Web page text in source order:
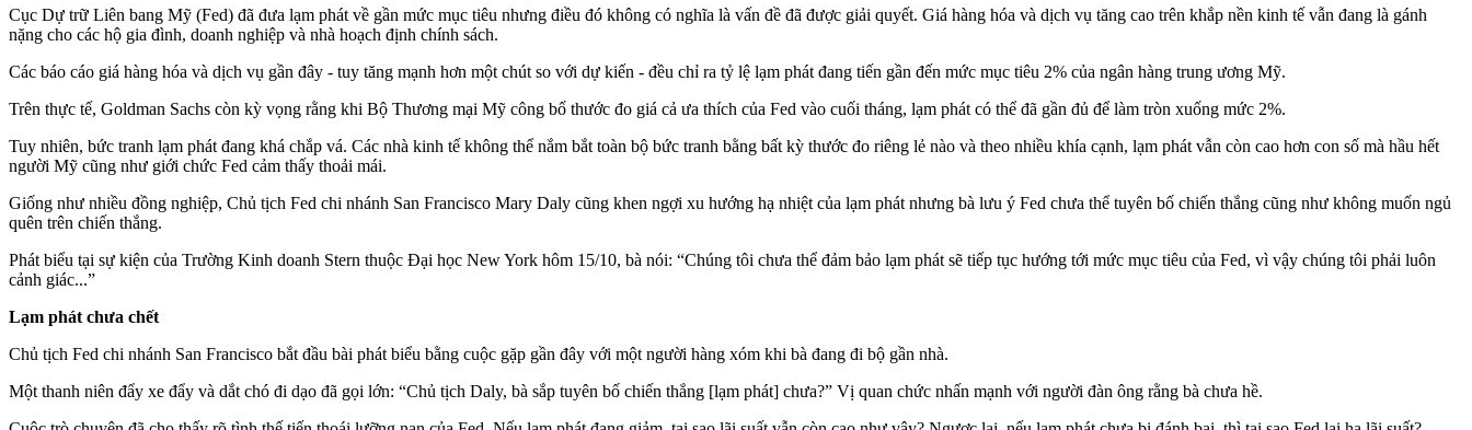
Cục Dự trữ Liên bang Mỹ (Fed) đã đưa lạm phát về gần mức mục tiêu nhưng điều đó không có nghĩa là vấn đề đã được giải quyết. Giá hàng hóa và dịch vụ tăng cao trên khắp nền kinh tế vẫn đang là gánh
nặng cho các hộ gia đình, doanh nghiệp và nhà hoạch định chính sách.
Các báo cáo giá hàng hóa và dịch vụ gần đây - tuy tăng mạnh hơn một chút so với dự kiến - đều chỉ ra tỷ lệ lạm phát đang tiến gần đến mức mục tiêu 2% của ngân hàng trung ương Mỹ.
Trên thực tế, Goldman Sachs còn kỳ vọng rằng khi Bộ Thương mại Mỹ công bố thước đo giá cả ưa thích của Fed vào cuối tháng, lạm phát có thể đã gần đủ để làm tròn xuống mức 2%.
Tuy nhiên, bức tranh lạm phát đang khá chắp vá. Các nhà kinh tế không thể nắm bắt toàn bộ bức tranh bằng bất kỳ thước đo riêng lẻ nào và theo nhiều khía cạnh, lạm phát vẫn còn cao hơn con số mà hầu hết
người Mỹ cũng như giới chức Fed cảm thấy thoải mái.
Giống như nhiều đồng nghiệp, Chủ tịch Fed chi nhánh San Francisco Mary Daly cũng khen ngợi xu hướng hạ nhiệt của lạm phát nhưng bà lưu ý Fed chưa thể tuyên bố chiến thắng cũng như không muốn ngủ
quên trên chiến thắng.
Phát biểu tại sự kiện của Trường Kinh doanh Stern thuộc Đại học New York hôm 15/10, bà nói: “Chúng tôi chưa thể đảm bảo lạm phát sẽ tiếp tục hướng tới mức mục tiêu của Fed, vì vậy chúng tôi phải luôn
cảnh giác...”
Lạm phát chưa chết
Chủ tịch Fed chi nhánh San Francisco bắt đầu bài phát biểu bằng cuộc gặp gần đây với một người hàng xóm khi bà đang đi bộ gần nhà.
Một thanh niên đẩy xe đẩy và dắt chó đi dạo đã gọi lớn: “Chủ tịch Daly, bà sắp tuyên bố chiến thắng [lạm phát] chưa?” Vị quan chức nhấn mạnh với người đàn ông rằng bà chưa hề.